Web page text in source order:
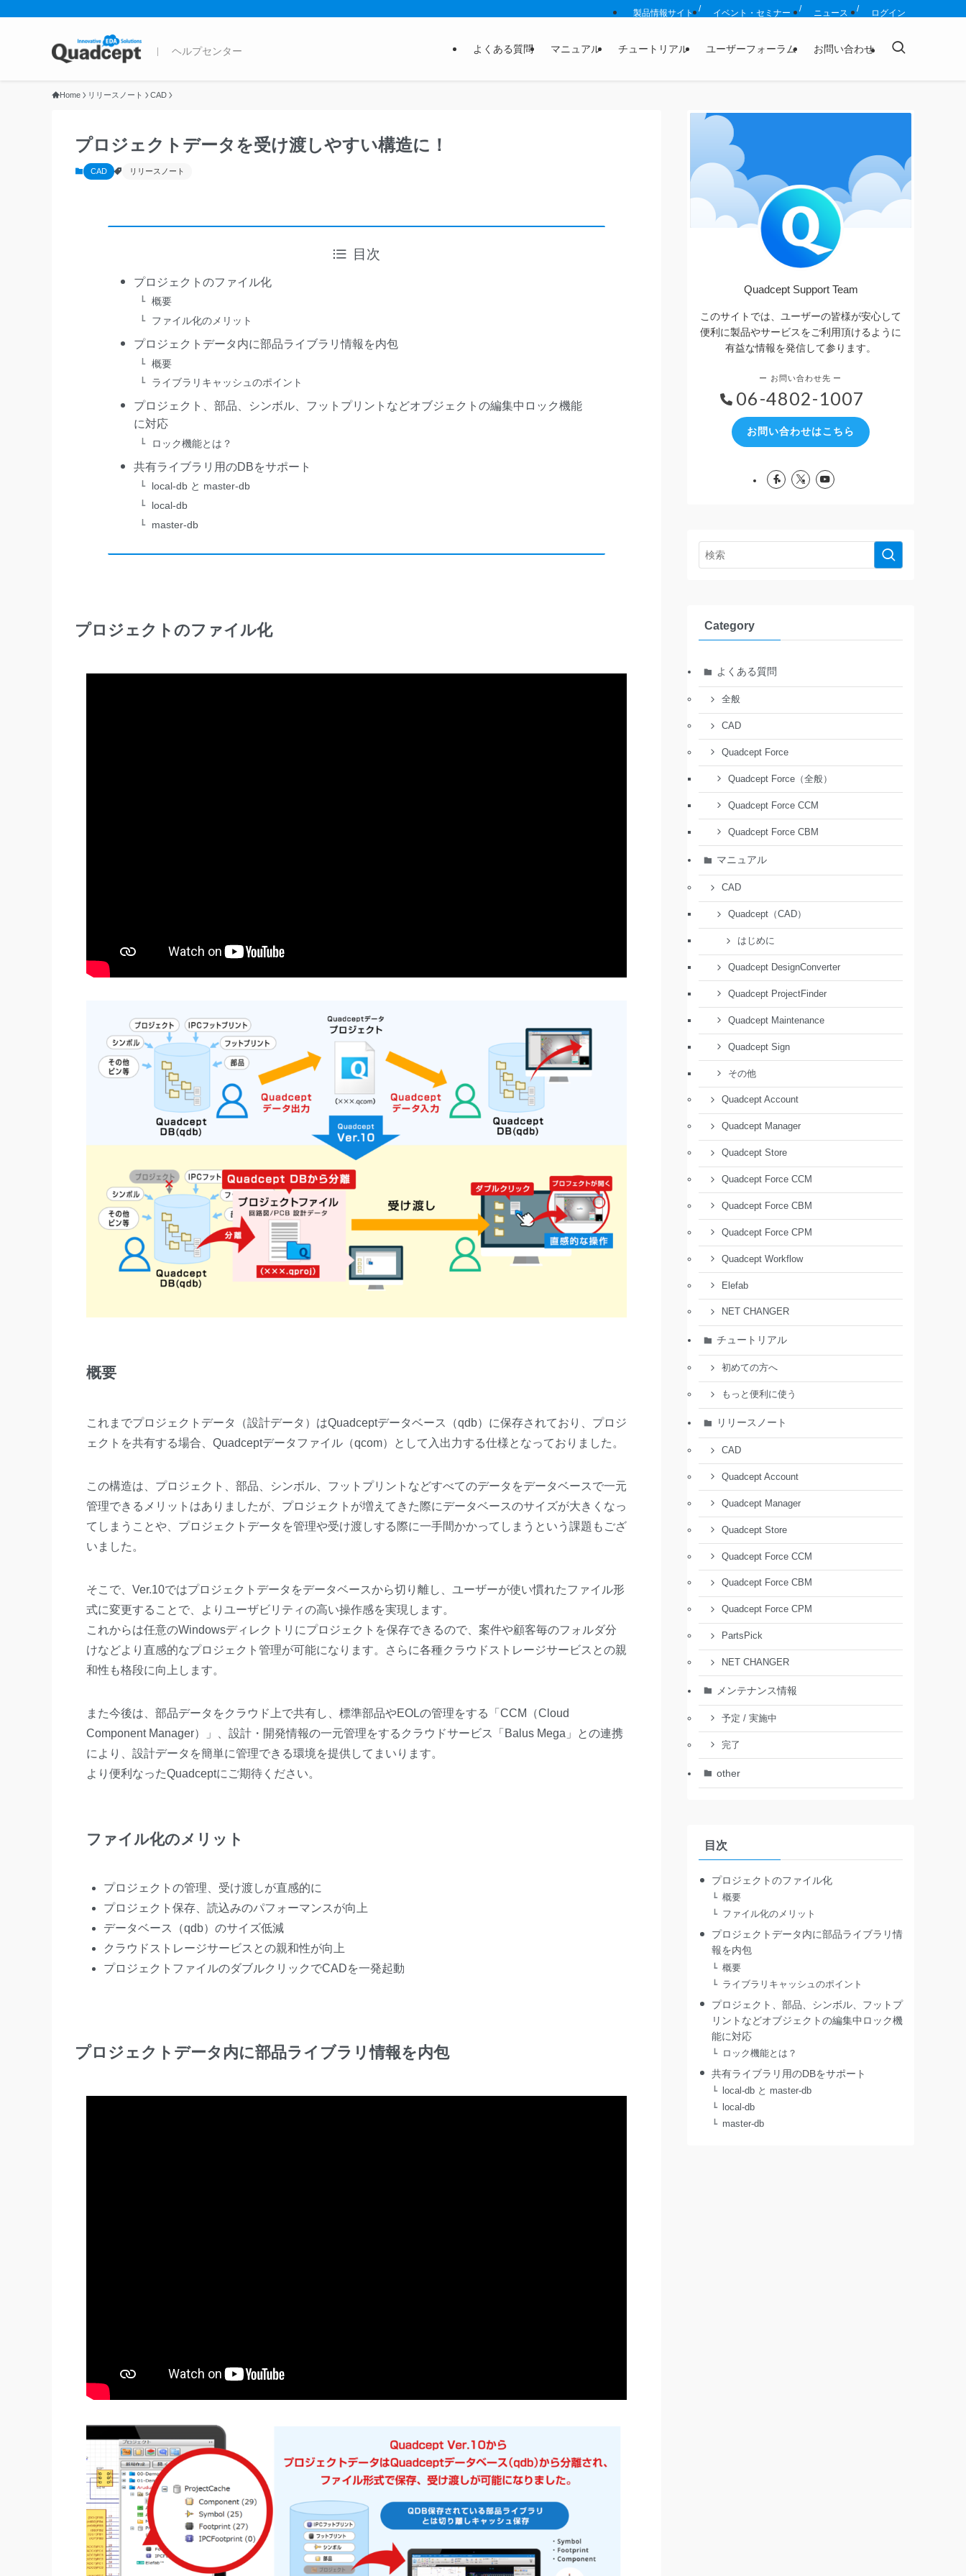
よくある質問 マニュアル チュートリアル ユーザーフォーラム お問い合わせ
製品情報サイト イベント・セミナー ニュース ログイン
Home リリースノート CAD
プロジェクトデータを受け渡しやすい構造に！
CAD リリースノート
目次
プロジェクトのファイル化
概要
ファイル化のメリット
プロジェクトデータ内に部品ライブラリ情報を内包
概要
ライブラリキャッシュのポイント
プロジェクト、部品、シンボル、フットプリントなどオブジェクトの編集中ロック機能
に対応
ロック機能とは？
共有ライブラリ用のDBをサポート
local-db と master-db
local-db
master-db
プロジェクトのファイル化
概要
これまでプロジェクトデータ（設計データ）はQuadceptデータベース（qdb）に保存されており、プロジ
ェクトを共有する場合、Quadceptデータファイル（qcom）として入出力する仕様となっておりました。
この構造は、プロジェクト、部品、シンボル、フットプリントなどすべてのデータをデータベースで一元
管理できるメリットはありましたが、プロジェクトが増えてきた際にデータベースのサイズが大きくなっ
てしまうことや、プロジェクトデータを管理や受け渡しする際に一手間かかってしまうという課題もござ
いました。
そこで、Ver.10ではプロジェクトデータをデータベースから切り離し、ユーザーが使い慣れたファイル形
式に変更することで、よりユーザビリティの高い操作感を実現します。
これからは任意のWindowsディレクトリにプロジェクトを保存できるので、案件や顧客毎のフォルダ分
けなどより直感的なプロジェクト管理が可能になります。さらに各種クラウドストレージサービスとの親
和性も格段に向上します。
また今後は、部品データをクラウド上で共有し、標準部品やEOLの管理をする「CCM（Cloud
Component Manager）」、設計・開発情報の一元管理をするクラウドサービス「Balus Mega」との連携
により、設計データを簡単に管理できる環境を提供してまいります。
より便利なったQuadceptにご期待ください。
ファイル化のメリット
プロジェクトの管理、受け渡しが直感的に
プロジェクト保存、読込みのパフォーマンスが向上
データベース（qdb）のサイズ低減
クラウドストレージサービスとの親和性が向上
プロジェクトファイルのダブルクリックでCADを一発起動
プロジェクトデータ内に部品ライブラリ情報を内包
Quadcept Support Team
このサイトでは、ユーザーの皆様が安心して
便利に製品やサービスをご利用頂けるように
有益な情報を発信して参ります。
06-4802-1007
お問い合わせはこちら
Category
よくある質問
全般
CAD
Quadcept Force
Quadcept Force（全般）
Quadcept Force CCM
Quadcept Force CBM
マニュアル
CAD
Quadcept（CAD）
はじめに
Quadcept DesignConverter
Quadcept ProjectFinder
Quadcept Maintenance
Quadcept Sign
その他
Quadcept Account
Quadcept Manager
Quadcept Store
Quadcept Force CCM
Quadcept Force CBM
Quadcept Force CPM
Quadcept Workflow
Elefab
NET CHANGER
チュートリアル
初めての方へ
もっと便利に使う
リリースノート
CAD
Quadcept Account
Quadcept Manager
Quadcept Store
Quadcept Force CCM
Quadcept Force CBM
Quadcept Force CPM
PartsPick
NET CHANGER
メンテナンス情報
予定 / 実施中
完了
other
目次
プロジェクトのファイル化
概要
ファイル化のメリット
プロジェクトデータ内に部品ライブラリ情
報を内包
概要
ライブラリキャッシュのポイント
プロジェクト、部品、シンボル、フットプ
リントなどオブジェクトの編集中ロック機
能に対応
ロック機能とは？
共有ライブラリ用のDBをサポート
local-db と master-db
local-db
master-db